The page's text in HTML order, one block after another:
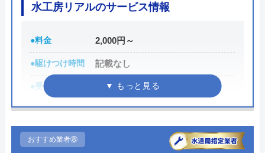
リフォーム依頼しました、工事漏れありま
す。 工事終わったあと、連絡取れなくなり
ました。 困ってます。オススメできない業
水工房リアルのサービス情報
●料金 2,000円～
●駆けつけ時間 記載なし
●受付時間 記載なし
●定休日 記載なし
●累計実績
おすすめ業者⑧